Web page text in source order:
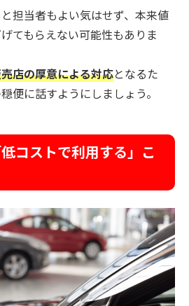
担当者もよい気はせず、本来値
てもらえない可能性もありま
店の厚意による対応となるた
便に話すようにしましょう。
コストで利用する」こ